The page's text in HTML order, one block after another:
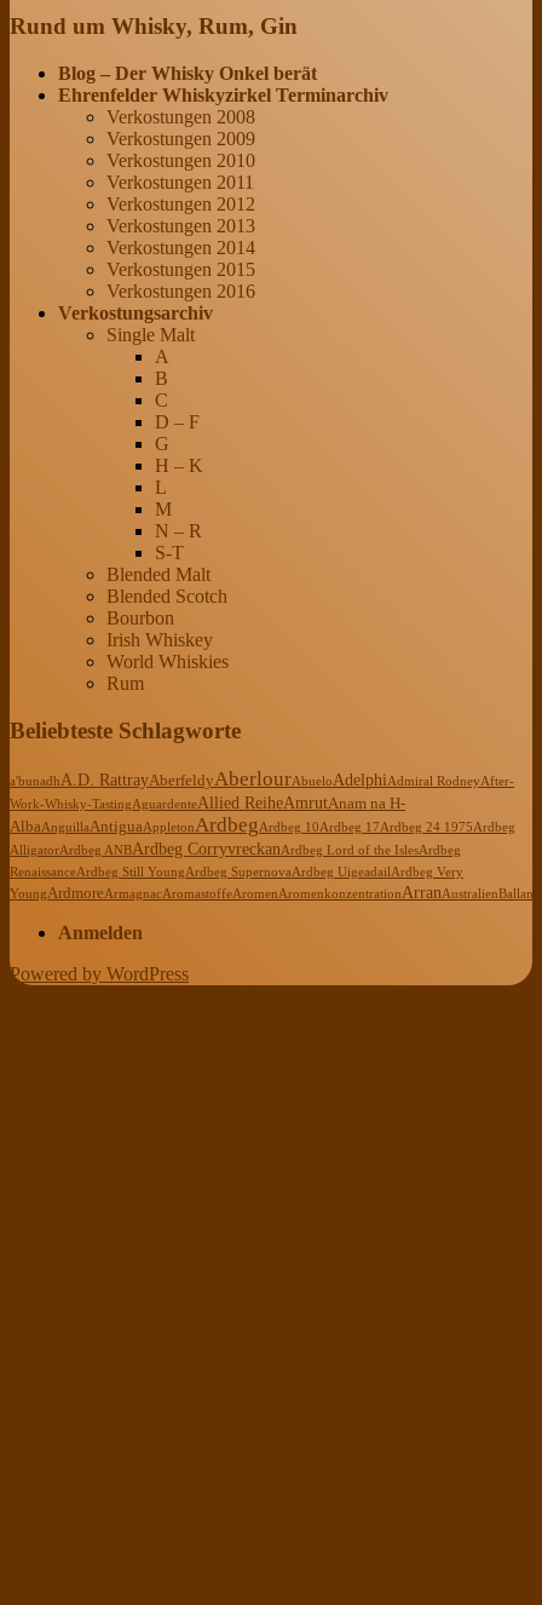
Rund um Whisky, Rum, Gin
Blog – Der Whisky Onkel berät
Ehrenfelder Whiskyzirkel Terminarchiv
Verkostungen 2008
Verkostungen 2009
Verkostungen 2010
Verkostungen 2011
Verkostungen 2012
Verkostungen 2013
Verkostungen 2014
Verkostungen 2015
Verkostungen 2016
Verkostungsarchiv
Single Malt
A
B
C
D – F
G
H – K
L
M
N – R
S-T
Blended Malt
Blended Scotch
Bourbon
Irish Whiskey
World Whiskies
Rum
Beliebteste Schlagworte
a'bunadhA.D. RattrayAberfeldyAberlourAbueloAdelphiAdmiral RodneyAfter-
Work-Whisky-TastingAguardenteAllied ReiheAmrutAnam na H-
AlbaAnguillaAntiguaAppletonArdbegArdbeg 10Ardbeg 17Ardbeg 24 1975Ardbeg
AlligatorArdbeg ANBArdbeg CorryvreckanArdbeg Lord of the IslesArdbeg
RenaissanceArdbeg Still YoungArdbeg SupernovaArdbeg UigeadailArdbeg Very
YoungArdmoreArmagnacAromastoffeAromenAromenkonzentrationArranAustralien
Anmelden
Powered by WordPress